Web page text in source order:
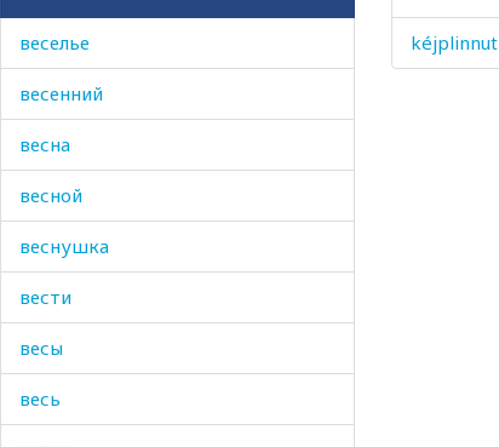
веселье
весенний
весна
весной
веснушка
вести
весы
весь
kéjplinnut